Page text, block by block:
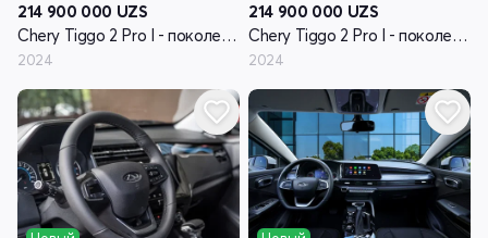
214 900 000 UZS
Chery Tiggo 2 Pro I - поколение
2024
214 900 000 UZS
Chery Tiggo 2 Pro I - поколение
2024